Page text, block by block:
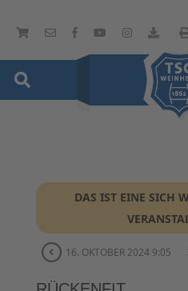
DAS IST EINE SICH
16. OKTOBER 2024 9:05